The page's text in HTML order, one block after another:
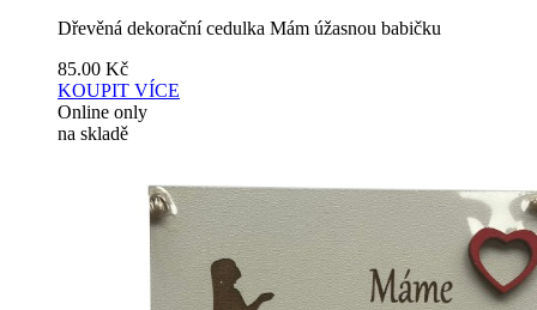
Dřevěná dekorační cedulka Mám úžasnou babičku
85.00 Kč
KOUPIT VÍCE
Online only
na skladě